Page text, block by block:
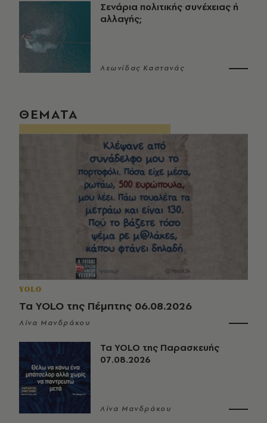
Σενάρια πολιτικής συνέχειας ή
αλλαγής;
Λεωνίδας Καστανάς
ΘΕΜΑΤΑ
YOLO
Τα YOLO της Πέμπτης 06.08.2026
Λίνα Μανδράκου
Τα YOLO της Παρασκευής
07.08.2026
Λίνα Μανδράκου